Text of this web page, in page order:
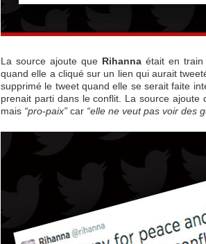
La source ajoute que Rihannaétait en train
quand elle a cliqué sur un lien qui aurait
supprimé le tweet quand elle se serait faite
prenait parti dans le conflit. La source ajoute
mais “pro-paix” car “elle ne veut pas voir des